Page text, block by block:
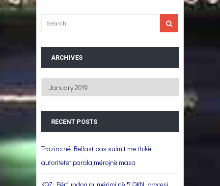
ARCHIVES
Archives
RECENT POSTS
Trazira në Belfast pas sulmit me thikë,
autoritetet paralajmërojnë masa